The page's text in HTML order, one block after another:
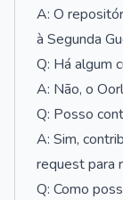
A: O
à Segunda
Q: Há algum
A: Não, o
Q: Posso
A: Sim,
request para
Q: Como